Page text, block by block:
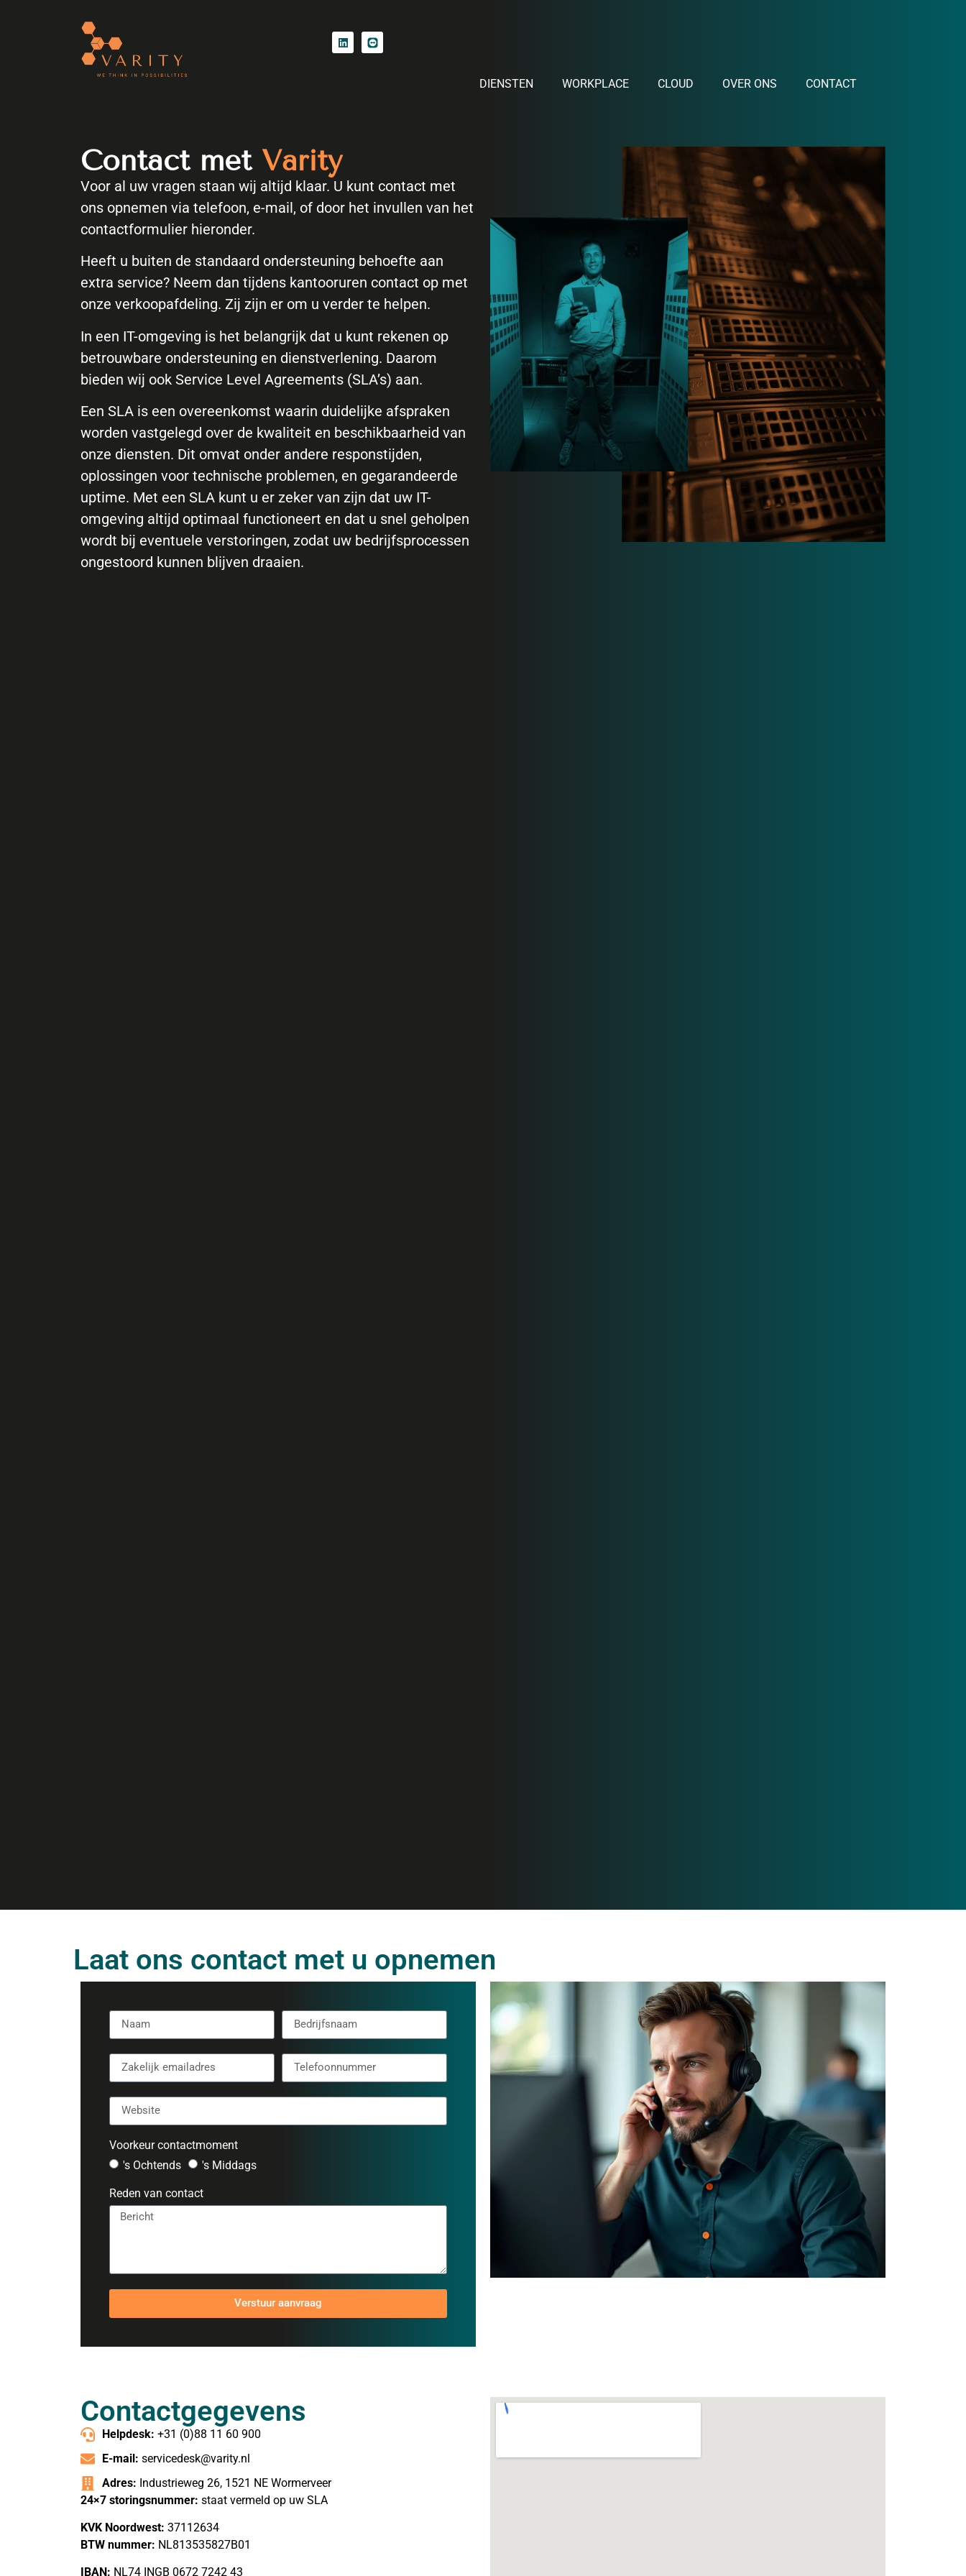
DIENSTEN WORKPLACE CLOUD OVER ONS CONTACT
Contact met Varity
Voor al uw vragen staan wij altijd klaar. U kunt contact met
ons opnemen via telefoon, e-mail, of door het invullen van het
contactformulier hieronder.
Heeft u buiten de standaard ondersteuning behoefte aan
extra service? Neem dan tijdens kantooruren contact op met
onze verkoopafdeling. Zij zijn er om u verder te helpen.
In een IT-omgeving is het belangrijk dat u kunt rekenen op
betrouwbare ondersteuning en dienstverlening. Daarom
bieden wij ook Service Level Agreements (SLA’s) aan.
Een SLA is een overeenkomst waarin duidelijke afspraken
worden vastgelegd over de kwaliteit en beschikbaarheid van
onze diensten. Dit omvat onder andere responstijden,
oplossingen voor technische problemen, en gegarandeerde
uptime. Met een SLA kunt u er zeker van zijn dat uw IT-
omgeving altijd optimaal functioneert en dat u snel geholpen
wordt bij eventuele verstoringen, zodat uw bedrijfsprocessen
ongestoord kunnen blijven draaien.
Laat ons contact met u opnemen
Voorkeur contactmoment
's Ochtends
's Middags
Reden van contact
Verstuur aanvraag
Contactgegevens
Helpdesk: +31 (0)88 11 60 900
E-mail: servicedesk@varity.nl
Adres: Industrieweg 26, 1521 NE Wormerveer
24×7 storingsnummer: staat vermeld op uw SLA
KVK Noordwest: 37112634
BTW nummer: NL813535827B01
IBAN: NL74 INGB 0672 7242 43